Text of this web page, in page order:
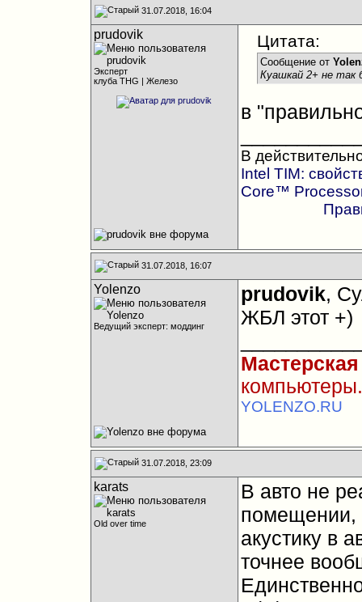
31.07.2018, 16:04
prudovik
Эксперт
клуба THG | Железо
Цитата:
Сообщение от
Куашкай 2+ не так
в
В
Intel TIM:
Core™
31.07.2018, 16:07
Yolenzo
Ведущий эксперт: моддинг
prudovik,
ЖБЛ этот +)
YOLENZO.RU
31.07.2018, 23:09
karats
Old over time
В авто не
помещении,
акустику в
точнее